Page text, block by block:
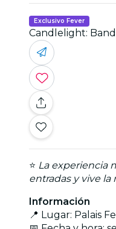
Exclusivo Fever
Candlelight:
⭐ La experiencia
entradas y vive la
Información
📍 Lugar: Palais